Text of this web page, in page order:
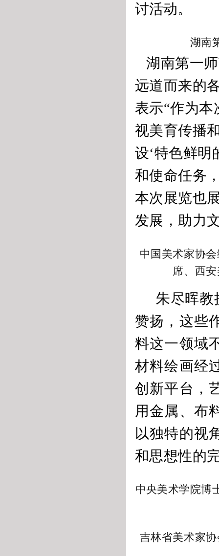
讨活动。
湖南
湖南第一
远道而来的
表示“作为
视美育传播
设‘特色鲜明
和使命任务
本次展览也
发展，助力
中国美术家协
席、西
朱尽晖教
赞扬，这些
料这一领域
材料绘画经
创新平台，
用金属、布
以独特的视
和思想性的
中央美术学院博
吉林省美术家